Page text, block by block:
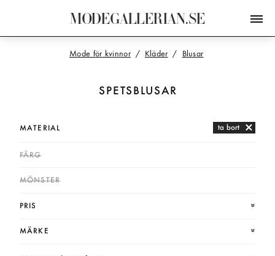
MODEGALLERIAN.SE
SPETSBLUSAR
Mode för kvinnor Kläder Blusar
MATERIAL ta bort
FÄRG
MÖNSTER
PRIS
MÄRKE